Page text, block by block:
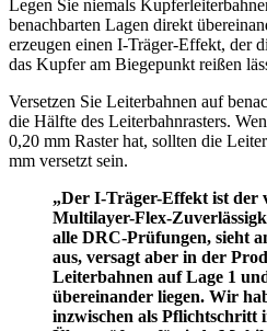
Legen Sie niemals
benachbarten Lagen direkt
erzeugen einen I-Träger-Effekt, der
das Kupfer am Biegepunkt reißen
Versetzen Sie Leiterbahnen auf
die Hälfte des Leiterbahnrasters.
0,20 mm Raster hat, sollten die
mm versetzt sein.
„Der I-Träger-Effekt ist der
Multilayer-Flex-
alle DRC-Prüfungen, sieht
aus, versagt aber in der
Leiterbahnen auf Lage 1
übereinander liegen. Wir
inzwischen als Pflichtschritt